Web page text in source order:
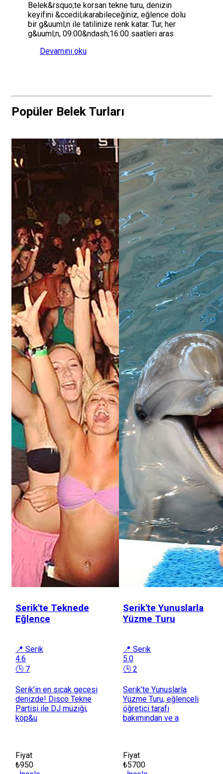
Belek&rsquo;te korsan tekne turu, denizin
keyifini &ccedil;ıkarabileceğiniz, eğlence dolu
bir g&uuml;n ile tatilinize renk katar. Tur, her
g&uuml;n, 09:00&ndash;16:00 saatleri aras
Devamını oku
Popüler Belek Turları
Serik'te Teknede
Eğlence
📍 Serik
4.6
🕒 7
Serik’in en sıcak gecesi
denizde! Disco Tekne
Partisi ile DJ müziği,
köp&u
Fiyat
₺950
Serik'te Yunuslarla
Yüzme Turu
📍 Serik
5.0
🕒 2
Serik’te Yunuslarla
Yüzme Turu, eğlenceli
öğretici tarafı
bakımından ve a
Fiyat
₺5700